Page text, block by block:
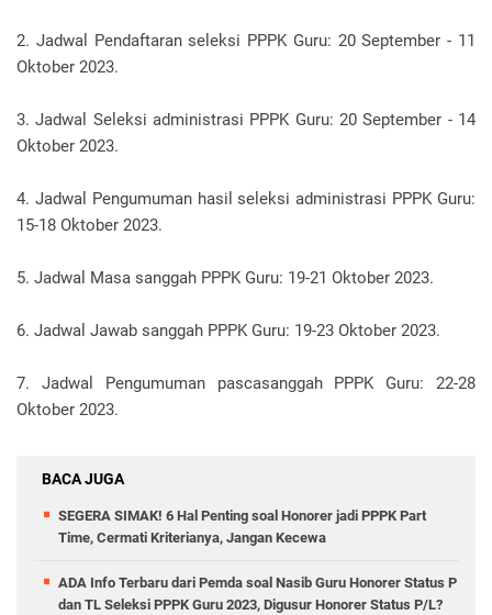
2. Jadwal Pendaftaran seleksi PPPK Guru: 20 September - 11
Oktober 2023.
3. Jadwal Seleksi administrasi PPPK Guru: 20 September - 14
Oktober 2023.
4. Jadwal Pengumuman hasil seleksi administrasi PPPK Guru:
15-18 Oktober 2023.
5. Jadwal Masa sanggah PPPK Guru: 19-21 Oktober 2023.
6. Jadwal Jawab sanggah PPPK Guru: 19-23 Oktober 2023.
7. Jadwal Pengumuman pascasanggah PPPK Guru: 22-28
Oktober 2023.
BACA JUGA
SEGERA SIMAK! 6 Hal Penting soal Honorer jadi PPPK Part
Time, Cermati Kriterianya, Jangan Kecewa
ADA Info Terbaru dari Pemda soal Nasib Guru Honorer Status P
dan TL Seleksi PPPK Guru 2023, Digusur Honorer Status P/L?